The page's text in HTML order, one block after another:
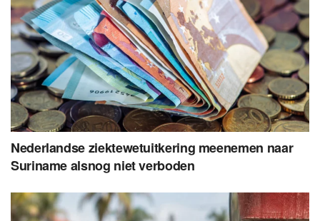
Nederlandse ziektewetuitkering meenemen naar
Suriname alsnog niet verboden